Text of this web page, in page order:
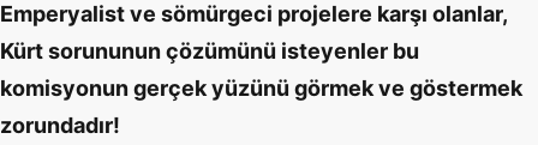
Emperyalist ve sömürgeci projelere karşı olanlar,
Kürt sorununun çözümünü isteyenler bu
komisyonun gerçek yüzünü görmek ve göstermek
zorundadır!